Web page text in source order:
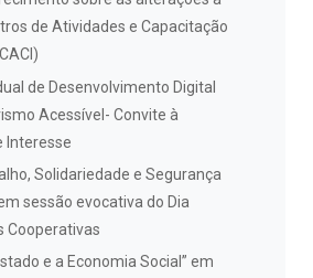
de Atividades e Capacitação
de Desenvolvimento Digital
Acessível- Convite à
Interesse
Solidariedade e Segurança
sessão evocativa do Dia
Cooperativas
e a Economia Social” em